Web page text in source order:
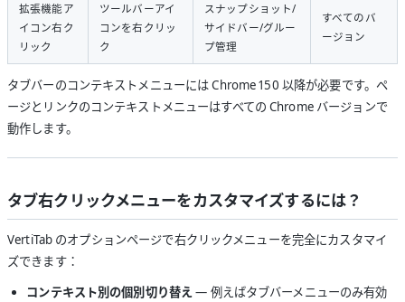
拡張機能ア
イコン右ク
リック
ツールバーアイ
コンを右クリッ
ク
スナップショット/
サイドバー/グルー
プ管理
すべてのバ
ージョン
タブバーのコンテキストメニューには Chrome 150 以降が必要です。ペ
ージとリンクのコンテキストメニューはすべての Chrome バージョンで
動作します。
タブ右クリックメニューをカスタマイズするには？
VertiTab のオプションページで右クリックメニューを完全にカスタマイ
ズできます：
コンテキスト別の個別切り替え— 例えばタブバーメニューのみ有効